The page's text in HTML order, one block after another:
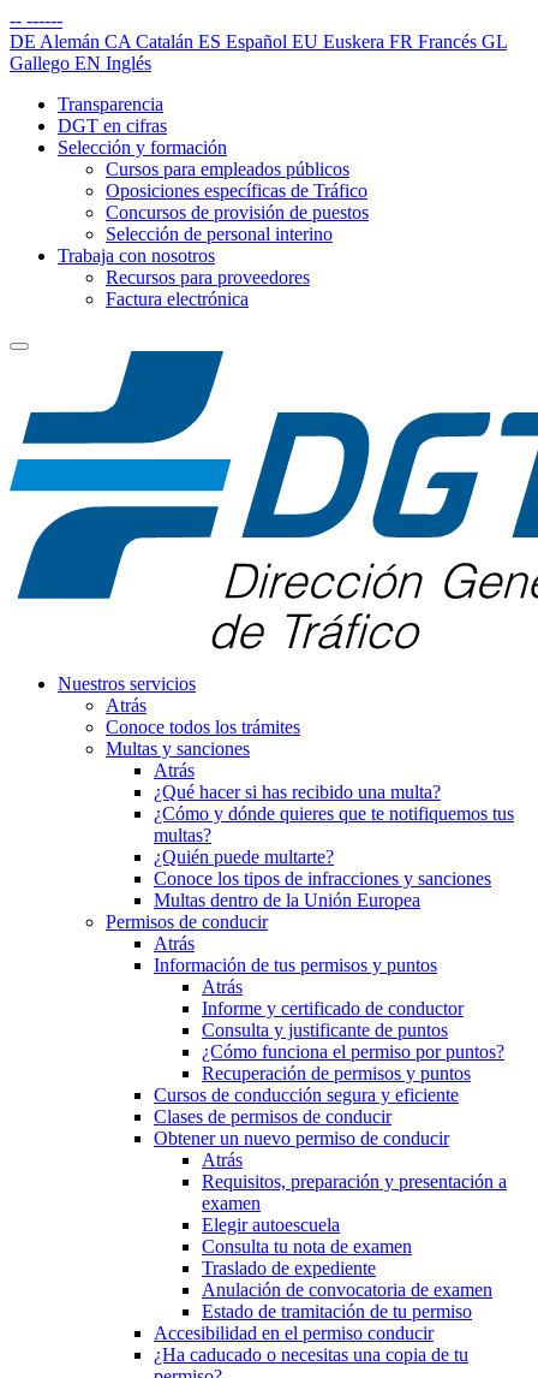
-- ------
DE Alemán CA Catalán ES Español EU Euskera FR Francés GL
Gallego EN Inglés
Transparencia
DGT en cifras
Selección y formación
Cursos para empleados públicos
Oposiciones específicas de Tráfico
Concursos de provisión de puestos
Selección de personal interino
Trabaja con nosotros
Recursos para proveedores
Factura electrónica
Nuestros servicios
Atrás
Conoce todos los trámites
Multas y sanciones
Atrás
¿Qué hacer si has recibido una multa?
¿Cómo y dónde quieres que te notifiquemos tus
multas?
¿Quién puede multarte?
Conoce los tipos de infracciones y sanciones
Multas dentro de la Unión Europea
Permisos de conducir
Atrás
Información de tus permisos y puntos
Atrás
Informe y certificado de conductor
Consulta y justificante de puntos
¿Cómo funciona el permiso por puntos?
Recuperación de permisos y puntos
Cursos de conducción segura y eficiente
Clases de permisos de conducir
Obtener un nuevo permiso de conducir
Atrás
Requisitos, preparación y presentación a
examen
Elegir autoescuela
Consulta tu nota de examen
Traslado de expediente
Anulación de convocatoria de examen
Estado de tramitación de tu permiso
Accesibilidad en el permiso conducir
¿Ha caducado o necesitas una copia de tu